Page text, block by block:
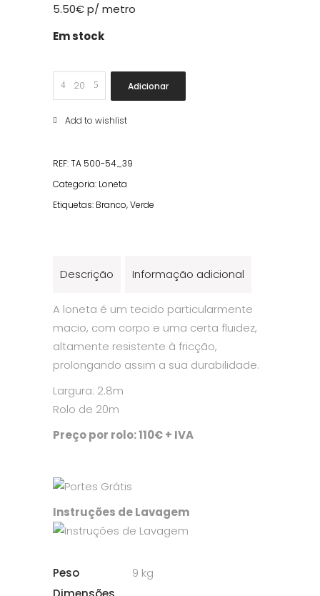
5.50€p/ metro
Em stock
Loneta
Estampada
Plantas
Adicionar
Add to wishlist
REF:TA 500-54_39
Categoria: Loneta
Etiquetas: Branco,Verde
Descrição Informação adicional
A loneta é um tecido particularmente
macio, com corpo e uma certa fluidez,
altamente resistente à fricção,
prolongando assim a sua durabilidade.
Largura: 2.8m
Rolo de 20m
Preço por rolo: 110€ + IVA
Instruções de Lavagem
Peso
9 kg